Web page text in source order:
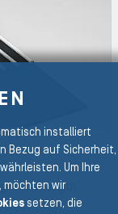
strength
installiert
Bezug auf Sicherheit,
Um Ihre
möchten wir
setzen, die